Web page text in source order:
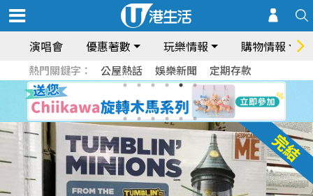
演唱會 優惠著數 玩樂情報 購物情報
熱門關鍵字： 公屋熱話 娛樂新聞 定期存款